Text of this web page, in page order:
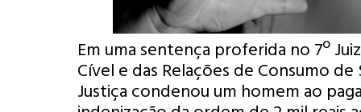
Em uma sentença proferida no 7º
Cível e das Relações de Consumo de
Justiça condenou um homem ao